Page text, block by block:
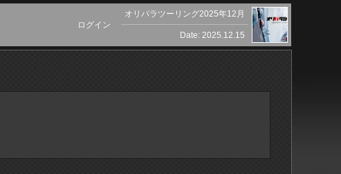
ログイン
オリパラツーリング2025年12月
Date: 2025.12.15